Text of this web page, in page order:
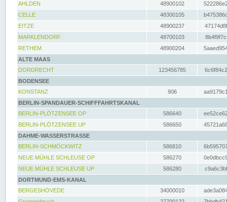
AHLDEN
48900102
CELLE
48300105
EITZE
48900237
MARKLENDORF
48700103
RETHEM
48900204
ALTE MAAS
DORDRECHT
123456785
BODENSEE
KONSTANZ
906
BERLIN-SPANDAUER-SCHIFFFAHRTSKANAL
BERLIN-PLÖTZENSEE OP
586640
BERLIN-PLÖTZENSEE UP
586650
DAHME-WASSERSTRASSE
BERLIN-SCHMÖCKWITZ
586810
NEUE MÜHLE SCHLEUSE OP
586270
NEUE MÜHLE SCHLEUSE UP
586280
DORTMUND-EMS-KANAL
BERGESHÖVEDE
34000010